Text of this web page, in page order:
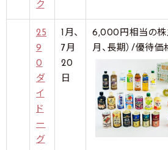
ク
25
9
0
ダ
イ
ド
ー
グ
1月、
7月
20
日
6,000円相当の株
月、長期）/優待価